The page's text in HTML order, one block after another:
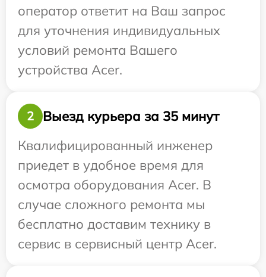
оператор ответит на Ваш запрос
для уточнения индивидуальных
условий ремонта Вашего
устройства Acer.
2
Выезд курьера за 35 минут
Квалифицированный инженер
приедет в удобное время для
осмотра оборудования Acer. В
случае сложного ремонта мы
бесплатно доставим технику в
сервис в сервисный центр Acer.